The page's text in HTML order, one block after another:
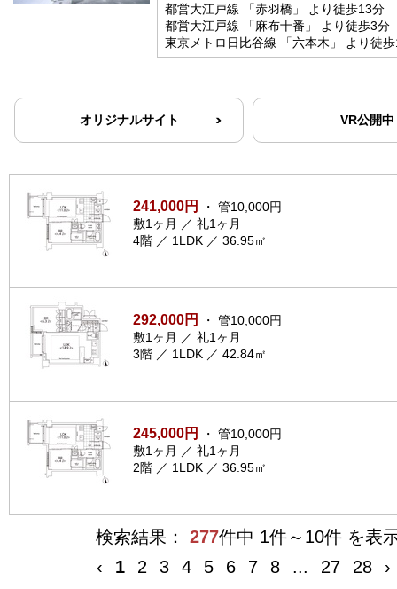
都営大江戸線 「赤羽橋」 より徒歩13分
都営大江戸線 「麻布十番」 より徒歩3分
東京メトロ日比谷線 「六本木」 より徒
オリジナルサイト VR公開中
241,000円
・ 管10,000円
敷1ヶ月 ／ 礼1ヶ月
4階 ／ 1LDK ／ 36.95㎡
292,000円
・ 管10,000円
敷1ヶ月 ／ 礼1ヶ月
3階 ／ 1LDK ／ 42.84㎡
245,000円
・ 管10,000円
敷1ヶ月 ／ 礼1ヶ月
2階 ／ 1LDK ／ 36.95㎡
検索結果： 277件中 1件～10件 を表
‹
1 2 3 4 5 6 7 8 ... 27 28 ›